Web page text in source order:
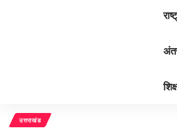
उत्तराखंड